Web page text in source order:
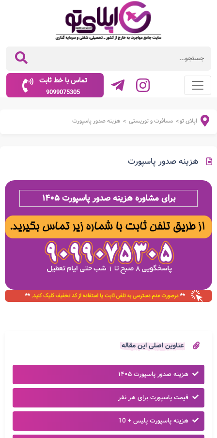
تماس با خط ثابت
9099075305
اپلای تو> مسافرت و توریستی > هزینه صدور پاسپورت
هزینه صدور پاسپورت
برای مشاوره هزینه صدور پاسپورت ۱۴۰۵
عناوین اصلی این مقاله
هزینه صدور پاسپورت ۱۴۰۵
قیمت پاسپورت برای هر نفر
هزینه پاسپورت پلیس + 10